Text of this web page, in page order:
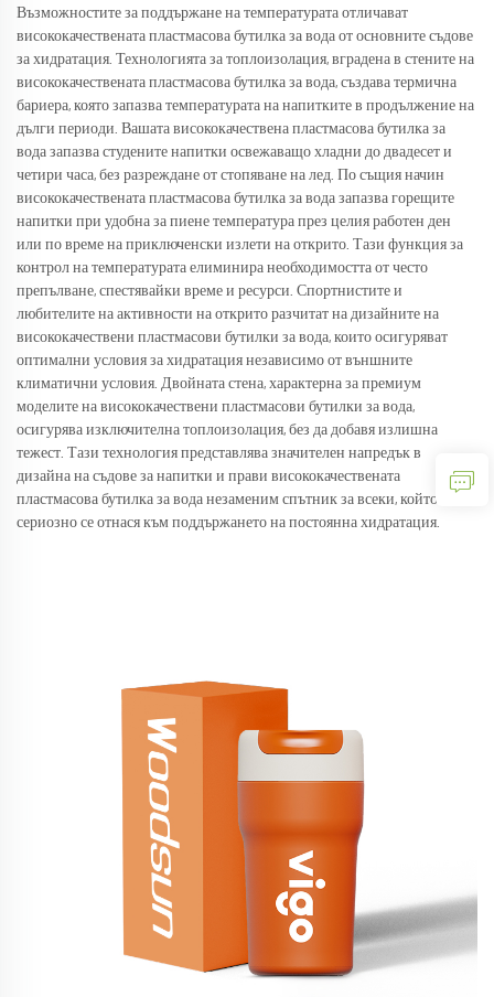
Възможностите за поддържане на температурата отличават
висококачествената пластмасова бутилка за вода от основните съдове
за хидратация. Технологията за топлоизолация, вградена в стените на
висококачествената пластмасова бутилка за вода, създава термична
бариера, която запазва температурата на напитките в продължение на
дълги периоди. Вашата висококачествена пластмасова бутилка за
вода запазва студените напитки освежаващо хладни до двадесет и
четири часа, без разреждане от стопяване на лед. По същия начин
висококачествената пластмасова бутилка за вода запазва горещите
напитки при удобна за пиене температура през целия работен ден
или по време на приключенски излети на открито. Тази функция за
контрол на температурата елиминира необходимостта от често
препълване, спестявайки време и ресурси. Спортнистите и
любителите на активности на открито разчитат на дизайните на
висококачествени пластмасови бутилки за вода, които осигуряват
оптимални условия за хидратация независимо от външните
климатични условия. Двойната стена, характерна за премиум
моделите на висококачествени пластмасови бутилки за вода,
осигурява изключителна топлоизолация, без да добавя излишна
тежест. Тази технология представлява значителен напредък в
дизайна на съдове за напитки и прави висококачествената
пластмасова бутилка за вода незаменим спътник за всеки, който
сериозно се отнася към поддържането на постоянна хидратация.